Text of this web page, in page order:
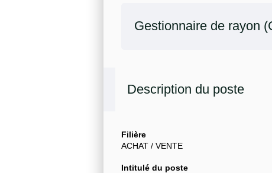
Gestionnaire de rayon
Description du poste
Filière
ACHAT / VENTE
Intitulé du poste